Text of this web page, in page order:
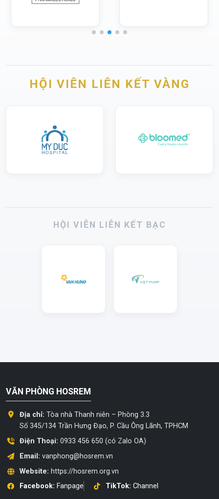
HỘI VIÊN LIÊN KẾT VÀNG
HỘI VIÊN LIÊN KẾT BẠC
VĂN PHÒNG HOSREM
Địa chỉ: Tòa nhà Thanh niên – Phòng 3.3
Số 345/134 Trần Hưng Đạo, P. Cầu Ông Lãnh, TPHCM
Điện Thoại: 0933 456 650 (có Zalo OA)
Email: vanphong@hosrem.vn
Website: https://hosrem.org.vn
Facebook: Fanpage TikTok: Channel